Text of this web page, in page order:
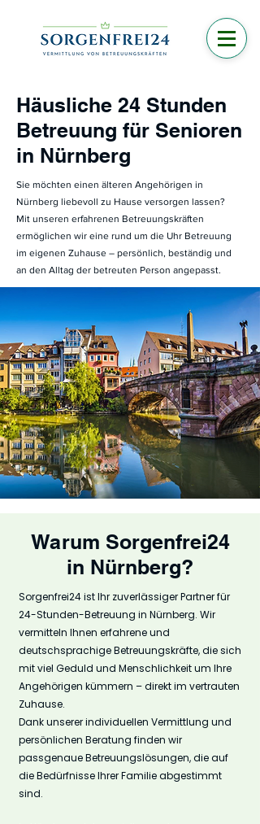
Häusliche 24 Stunden
Betreuung für Senioren
in Nürnberg
Sie möchten einen älteren Angehörigen in
Nürnberg liebevoll zu Hause versorgen lassen?
Mit unseren erfahrenen Betreuungskräften
ermöglichen wir eine rund um die Uhr Betreuung
im eigenen Zuhause – persönlich, beständig und
an den Alltag der betreuten Person angepasst.
Warum Sorgenfrei24
in Nürnberg?
Sorgenfrei24 ist Ihr zuverlässiger Partner für
24-Stunden-Betreuung in Nürnberg. Wir
vermitteln Ihnen erfahrene und
deutschsprachige Betreuungskräfte, die sich
mit viel Geduld und Menschlichkeit um Ihre
Angehörigen kümmern – direkt im vertrauten
Zuhause.
Dank unserer individuellen Vermittlung und
persönlichen Beratung finden wir
passgenaue Betreuungslösungen, die auf
die Bedürfnisse Ihrer Familie abgestimmt
sind.